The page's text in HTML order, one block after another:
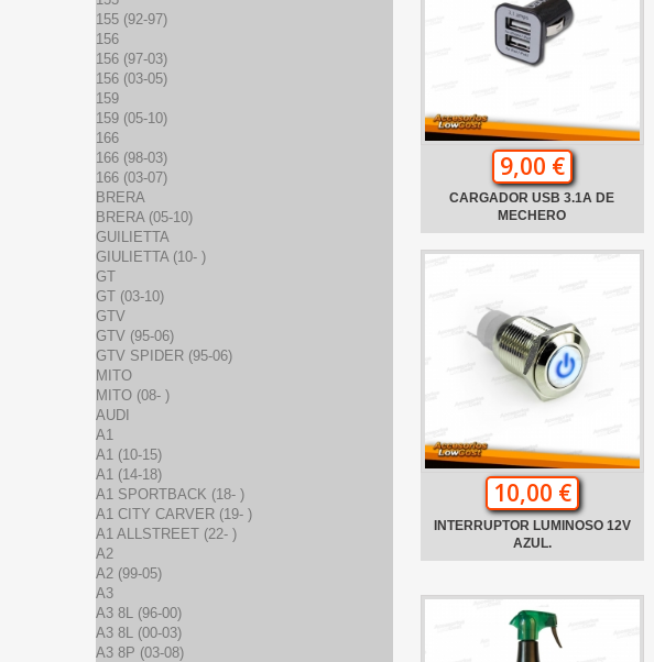
155 (92-97)
156
156 (97-03)
156 (03-05)
159
159 (05-10)
166
166 (98-03)
166 (03-07)
BRERA
BRERA (05-10)
GUILIETTA
GIULIETTA (10- )
GT
GT (03-10)
GTV
GTV (95-06)
GTV SPIDER (95-06)
MITO
MITO (08- )
AUDI
A1
A1 (10-15)
A1 (14-18)
A1 SPORTBACK (18- )
A1 CITY CARVER (19- )
A1 ALLSTREET (22- )
A2
A2 (99-05)
A3
A3 8L (96-00)
A3 8L (00-03)
A3 8P (03-08)
9,00 €
CARGADOR USB 3.1A DE
MECHERO
10,00 €
INTERRUPTOR LUMINOSO 12V
AZUL.